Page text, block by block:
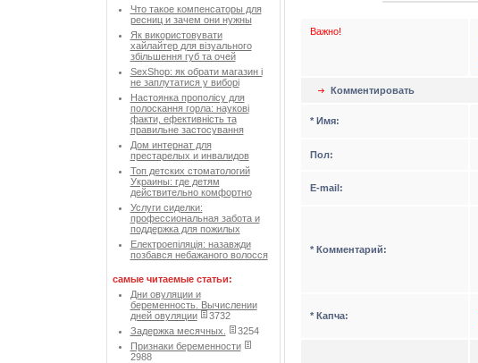
Что такое компенсаторы для
ресниц и зачем они нужны
Як використовувати
хайлайтер для візуального
збільшення губ та очей
SexShop: як обрати магазин і
не заплутатися у виборі
Настоянка прополісу для
полоскання горла: наукові
факти, ефективність та
правильне застосування
Дом интернат для
престарелых и инвалидов
Топ детских стоматологий
Украины: где детям
действительно комфортно
Услуги сиделки:
профессиональная забота и
поддержка для пожилых
Електроепіляція: назавжди
позбався небажаного волосся
самые читаемые статьи:
Дни овуляции и
беременность. Вычислении
дней овуляции
3732
Задержка месячных.
3254
Признаки беременности
2988
Важно!
Комментировать
* Имя:
Пол:
Е-mail:
* Комментарий:
* Капча: